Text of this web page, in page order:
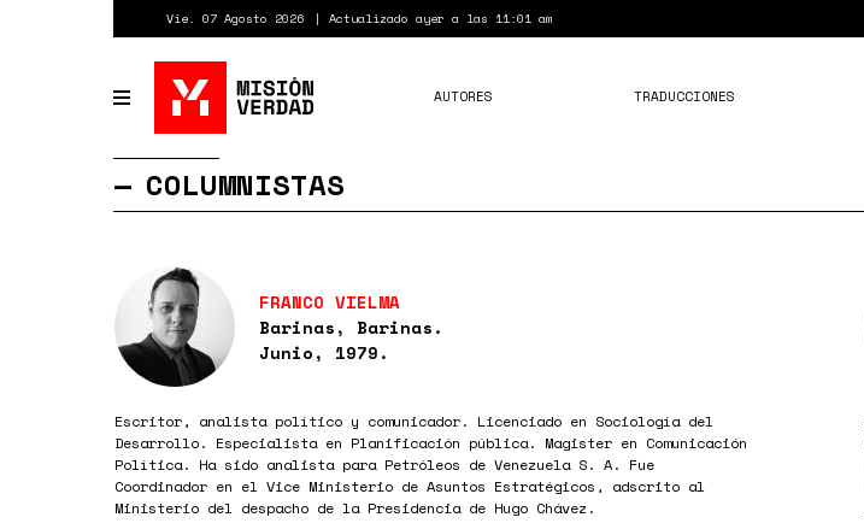
Vie. 07 Agosto 2026 Actualizado ayer a las 11:01 am
Toggle
navigation
AUTORES TRADUCCIONES
COLUMNISTAS
FRANCO VIELMA
Barinas, Barinas.
Junio, 1979.
Escritor, analista político y comunicador. Licenciado en Sociología del
Desarrollo. Especialista en Planificación pública. Magister en Comunicación
Política. Ha sido analista para Petróleos de Venezuela S. A. Fue
Coordinador en el Vice Ministerio de Asuntos Estratégicos, adscrito al
Ministerio del despacho de la Presidencia de Hugo Chávez.